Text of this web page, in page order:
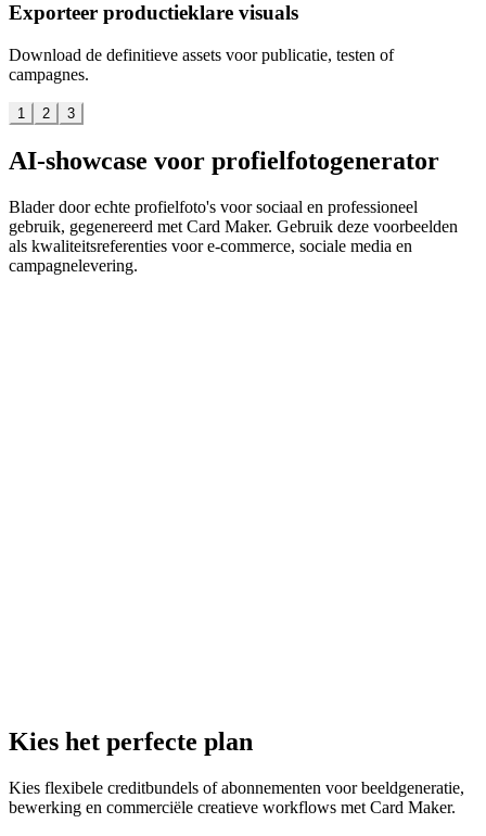
Exporteer productieklare visuals
Download de definitieve assets voor publicatie, testen of
campagnes.
1 2 3
AI-showcase voor profielfotogenerator
Blader door echte profielfoto's voor sociaal en professioneel
gebruik, gegenereerd met Card Maker. Gebruik deze voorbeelden
als kwaliteitsreferenties voor e-commerce, sociale media en
campagnelevering.
Kies het perfecte plan
Kies flexibele creditbundels of abonnementen voor beeldgeneratie,
bewerking en commerciële creatieve workflows met Card Maker.